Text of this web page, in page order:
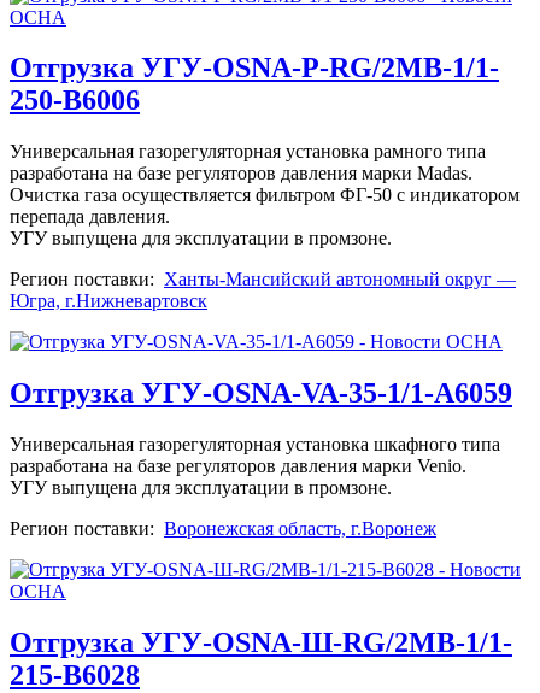
Отгрузка УГУ-OSNA-Р-RG/2MB-1/1-
250-В6006
Универсальная газорегуляторная установка рамного типа
разработана на базе регуляторов давления марки Madas.
Очистка газа осуществляется фильтром ФГ-50 с индикатором
перепада давления.
УГУ выпущена для эксплуатации в промзоне.
Регион поставки: Ханты-Мансийский автономный округ —
Югра, г.Нижневартовск
Отгрузка УГУ-OSNA-VA-35-1/1-А6059
Универсальная газорегуляторная установка шкафного типа
разработана на базе регуляторов давления марки Venio.
УГУ выпущена для эксплуатации в промзоне.
Регион поставки: Воронежская область, г.Воронеж
Отгрузка УГУ-OSNA-Ш-RG/2MB-1/1-
215-В6028